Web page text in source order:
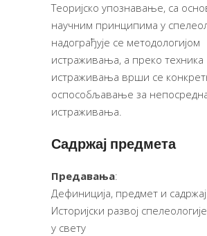
Теоријско упознавање, са
научним принципима у
надограђује се методологијом
истраживања, а преко техника
истраживања врши се
оспособљавање за
истраживања.
Садржај предмета
Предавања:
Дефиниција, предмет и садржај
Историјски развој
у свету